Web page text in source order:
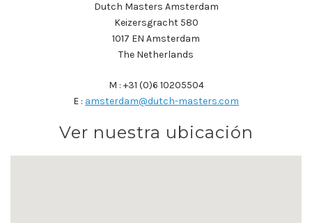
Dutch Masters Amsterdam
Keizersgracht 580
1017 EN Amsterdam
The Netherlands
M : +31 (0)6 10205504
E : amsterdam@dutch-masters.com
Ver nuestra ubicación